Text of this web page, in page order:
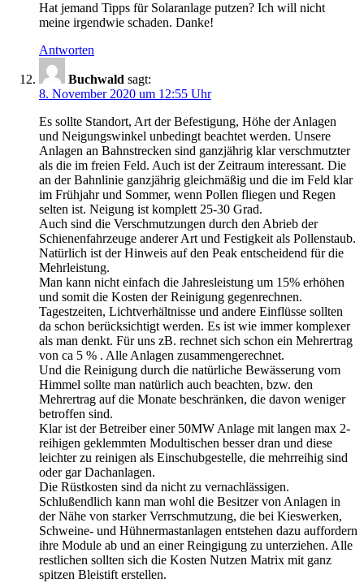
Hat jemand Tipps für Solaranlage putzen? Ich will nicht
meine irgendwie schaden. Danke!
Antworten
Buchwald sagt:
8. November 2020 um 12:55 Uhr
Es sollte Standort, Art der Befestigung, Höhe der Anlagen
und Neigungswinkel unbedingt beachtet werden. Unsere
Anlagen an Bahnstrecken sind ganzjährig klar verschmutzter
als die im freien Feld. Auch ist der Zeitraum interessant. Die
an der Bahnlinie ganzjährig gleichmäßig und die im Feld klar
im Frühjahr und Sommer, wenn Pollen fliegen und Regen
selten ist. Neigung ist komplett 25-30 Grad.
Auch sind die Verschmutzungen durch den Abrieb der
Schienenfahrzeuge anderer Art und Festigkeit als Pollenstaub.
Natürlich ist der Hinweis auf den Peak entscheidend für die
Mehrleistung.
Man kann nicht einfach die Jahresleistung um 15% erhöhen
und somit die Kosten der Reinigung gegenrechnen.
Tagestzeiten, Lichtverhältnisse und andere Einflüsse sollten
da schon berücksichtigt werden. Es ist wie immer komplexer
als man denkt. Für uns zB. rechnet sich schon ein Mehrertrag
von ca 5 % . Alle Anlagen zusammengerechnet.
Und die Reinigung durch die natürliche Bewässerung vom
Himmel sollte man natürlich auch beachten, bzw. den
Mehrertrag auf die Monate beschränken, die davon weniger
betroffen sind.
Klar ist der Betreiber einer 50MW Anlage mit langen max 2-
reihigen geklemmten Modultischen besser dran und diese
leichter zu reinigen als Einschubgestelle, die mehrreihig sind
oder gar Dachanlagen.
Die Rüstkosten sind da nicht zu vernachlässigen.
Schlußendlich kann man wohl die Besitzer von Anlagen in
der Nähe von starker Verrschmutzung, die bei Kieswerken,
Schweine- und Hühnermastanlagen entstehen dazu auffordern
ihre Module ab und an einer Reingigung zu unterziehen. Alle
restlichen sollten sich die Kosten Nutzen Matrix mit ganz
spitzen Bleistift erstellen.